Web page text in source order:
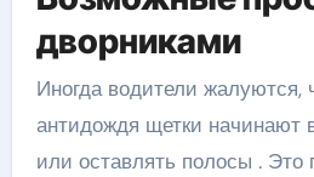
дворниками
Иногда водители жалуются,
антидождя щетки начинают
или оставлять полосы . Это